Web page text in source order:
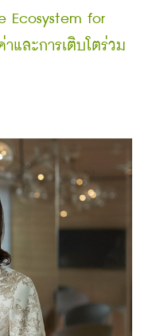
Ecosystem for
และการเติบโตร่วม